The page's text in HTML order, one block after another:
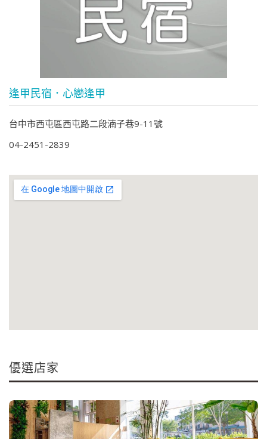
逢甲民宿．心戀逢甲
台中市西屯區西屯路二段湳子巷9-11號
04-2451-2839
優選店家